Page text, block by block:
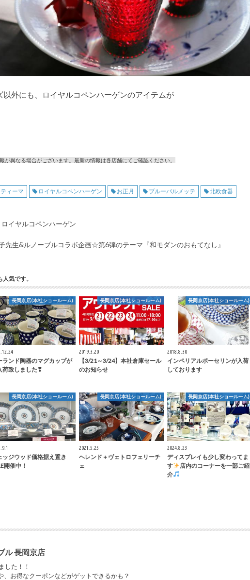
外にも、ロイヤルコペンハーゲンのアイテムが
異なる場合がございます。最新の情報は各店舗にてご確認ください。
ティーマ ロイヤルコペンハーゲン お正月 ブルーパルメッテ 北欧食器
イヤルコペンハーゲン
先生&ルノーブルコラボ企画☆第6弾のテーマ『和モダンのおもてなし』
気です。
長岡京店(本社ショールーム)
ランド陶器のマグカップが
荷致しました❣
長岡京店(本社ショールーム)
2019.3.20
【3/21～3/24】本社倉庫セール
のお知らせ
長岡京店(本社ショールーム)
2018.8.30
インペリアルポーセリンが入荷
しております
長岡京店(本社ショールーム)
ッジウッド価格据え置き
開催中！
長岡京店(本社ショールーム)
2021.5.25
ヘレンド＋ヴェトロフェリーチ
ェ
長岡京店(本社ショールーム)
2024.8.23
ディスプレイも少し変わってま
す
店内のコーナーを一部ご紹
介
ル 長岡京店
した！！
、お得なクーポンなどがゲットできるかも？